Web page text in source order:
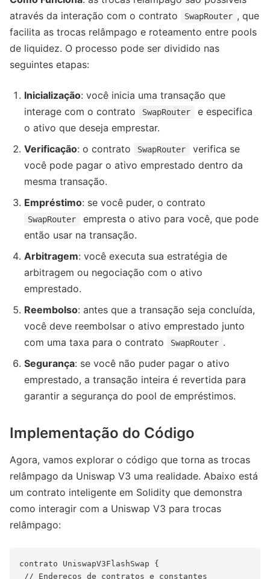
através da interação com o contrato
SwapRouter , que
facilita as trocas relâmpago e roteamento entre pools
de liquidez. O processo pode ser dividido nas
seguintes etapas:
Inicialização: você inicia uma transação que
interage com o contrato
SwapRouter
e especifica
o ativo que deseja emprestar.
Verificação: o contrato SwapRouter
verifica se
você pode pagar o ativo emprestado dentro da
mesma transação.
Empréstimo: se você puder, o contrato
SwapRouter
empresta o ativo para você, que pode
então usar na transação.
Arbitragem: você executa sua estratégia de
arbitragem ou negociação com o ativo
emprestado.
Reembolso: antes que a transação seja concluída,
você deve reembolsar o ativo emprestado junto
com uma taxa para o contrato
SwapRouter .
Segurança: se você não puder pagar o ativo
emprestado, a transação inteira é revertida para
garantir a segurança do pool de empréstimos.
Implementação do Código
Agora, vamos explorar o código que torna as trocas
relâmpago da Uniswap V3 uma realidade. Abaixo está
um contrato inteligente em Solidity que demonstra
como interagir com a Uniswap V3 para trocas
relâmpago:
contrato UniswapV3FlashSwap {
// Endereços de contratos e constantes